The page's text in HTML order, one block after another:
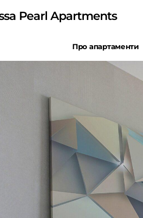
Pearl Apartments
Про апартаменти